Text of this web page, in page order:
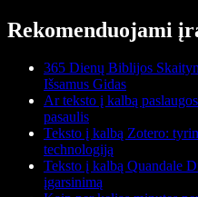
Rekomenduojami
365 Dienų Biblijos
Išsamus Gidas
Ar teksto į kalbą
pasaulis
Teksto į kalbą Zotero:
technologiją
Teksto į kalbą Quandale
įgarsinimą